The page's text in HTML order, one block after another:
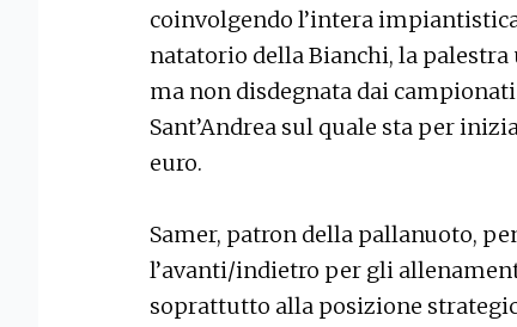
coinvolgendo l’intera
natatorio della Bianchi, la
ma non disdegnata dai
Sant’Andrea sul quale sta per
euro.
Samer, patron della pallanuoto,
l’avanti/indietro per gli
soprattutto alla posizione